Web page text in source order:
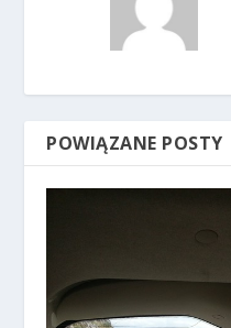
POWIĄZANE POSTY